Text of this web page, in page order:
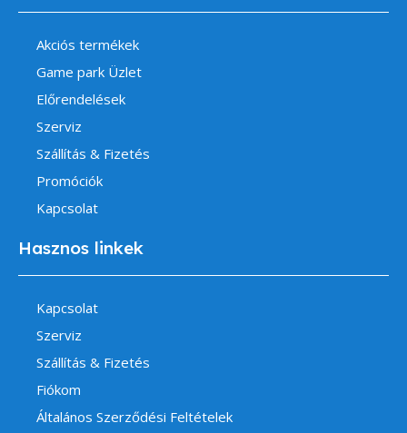
Akciós termékek
Game park Üzlet
Előrendelések
Szerviz
Szállítás & Fizetés
Promóciók
Kapcsolat
Hasznos linkek
Kapcsolat
Szerviz
Szállítás & Fizetés
Fiókom
Általános Szerződési Feltételek